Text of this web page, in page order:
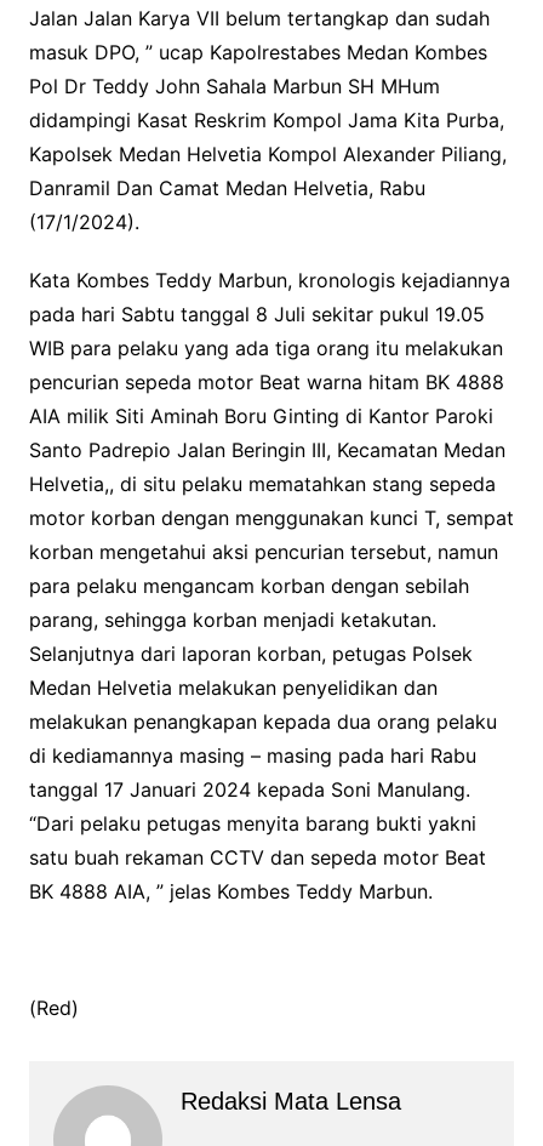
Jalan Jalan Karya VII belum tertangkap dan sudah
masuk DPO, ” ucap Kapolrestabes Medan Kombes
Pol Dr Teddy John Sahala Marbun SH MHum
didampingi Kasat Reskrim Kompol Jama Kita Purba,
Kapolsek Medan Helvetia Kompol Alexander Piliang,
Danramil Dan Camat Medan Helvetia, Rabu
(17/1/2024).
Kata Kombes Teddy Marbun, kronologis kejadiannya
pada hari Sabtu tanggal 8 Juli sekitar pukul 19.05
WIB para pelaku yang ada tiga orang itu melakukan
pencurian sepeda motor Beat warna hitam BK 4888
AIA milik Siti Aminah Boru Ginting di Kantor Paroki
Santo Padrepio Jalan Beringin III, Kecamatan Medan
Helvetia,, di situ pelaku mematahkan stang sepeda
motor korban dengan menggunakan kunci T, sempat
korban mengetahui aksi pencurian tersebut, namun
para pelaku mengancam korban dengan sebilah
parang, sehingga korban menjadi ketakutan.
Selanjutnya dari laporan korban, petugas Polsek
Medan Helvetia melakukan penyelidikan dan
melakukan penangkapan kepada dua orang pelaku
di kediamannya masing – masing pada hari Rabu
tanggal 17 Januari 2024 kepada Soni Manulang.
“Dari pelaku petugas menyita barang bukti yakni
satu buah rekaman CCTV dan sepeda motor Beat
BK 4888 AIA, ” jelas Kombes Teddy Marbun.
(Red)
Redaksi Mata Lensa